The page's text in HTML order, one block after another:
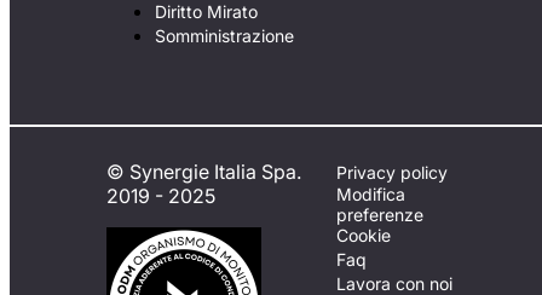
Diritto Mirato
Somministrazione
© Synergie Italia Spa.
2019 - 2025
Privacy policy
Modifica
preferenze
Cookie
Faq
Lavora con noi